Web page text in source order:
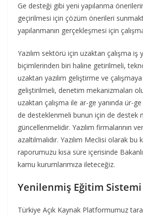
Ge desteği gibi yeni yapılanma
geçirilmesi için çözüm önerileri
yapılanmanın gerçekleşmesi için
Yazılım sektörü için uzaktan çalışma iş
biçimlerinden biri haline getirilmeli,
uzaktan yazılım geliştirme ve
geliştirilmeli, denetim mekanizmaları
uzaktan çalışma ile ar-ge yanında ür-
de desteklenmeli bunun için de destek
güncellenmelidir. Yazılım firmalarının
azaltılmalıdır. Yazılım Meclisi olarak bu
raporumuzu kısa süre içerisinde
kamu kurumlarımıza ileteceğiz.
Yenilenmiş Eğitim
Türkiye Açık Kaynak Platformumuz